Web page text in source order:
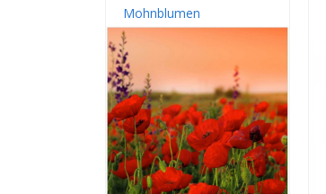
Mohnblumen